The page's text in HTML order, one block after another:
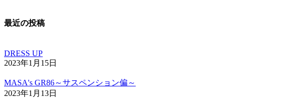
最近の投稿
DRESS UP
2023年1月15日
MASA's GR86～サスペンション偏～
2023年1月13日